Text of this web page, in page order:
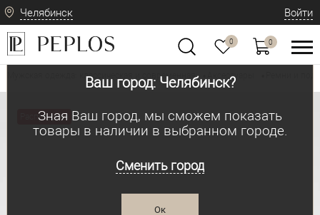
Челябинск
Ваш город: Челябинск?
Зная Ваш город, мы сможем показать
товары в наличии в выбранном городе.
Сменить город
Ок
Войти
0 0
Мужская одежда: классическая и современная Аксессуары
Распродажа